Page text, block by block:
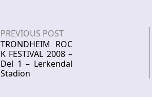
PREVIOUS POST
TRONDHEIM ROC
K FESTIVAL 2008 –
Del 1 – Lerkendal
Stadion